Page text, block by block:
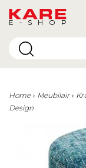
E-SHOP
Home Meubilair
Design